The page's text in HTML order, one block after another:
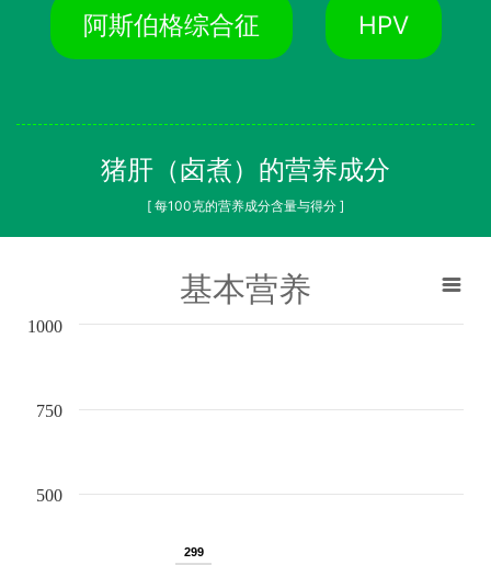
阿斯伯格综合征 HPV
猪肝（卤煮）的营养成分
[ 每100克的营养成分含量与得分 ]
基本营养
299
299
500
750
1000